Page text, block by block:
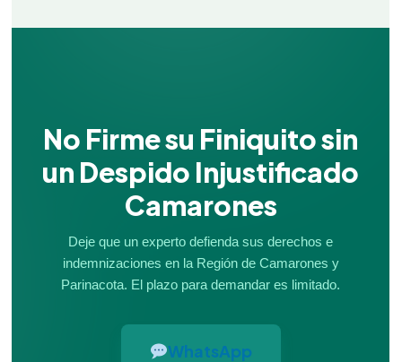
No Firme su Finiquito sin
un Despido Injustificado
Camarones
Deje que un experto defienda sus derechos e
indemnizaciones en la Región de Camarones y
Parinacota. El plazo para demandar es limitado.
WhatsApp